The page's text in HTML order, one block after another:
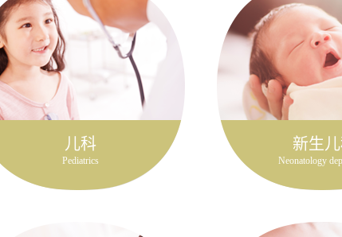
儿科
Pediatrics
新生
Neonatology